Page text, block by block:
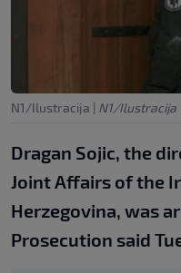
N1/Ilustracija | N1/Ilustracija
Dragan Sojic, the
Joint Affairs of the
Herzegovina, was
Prosecution said